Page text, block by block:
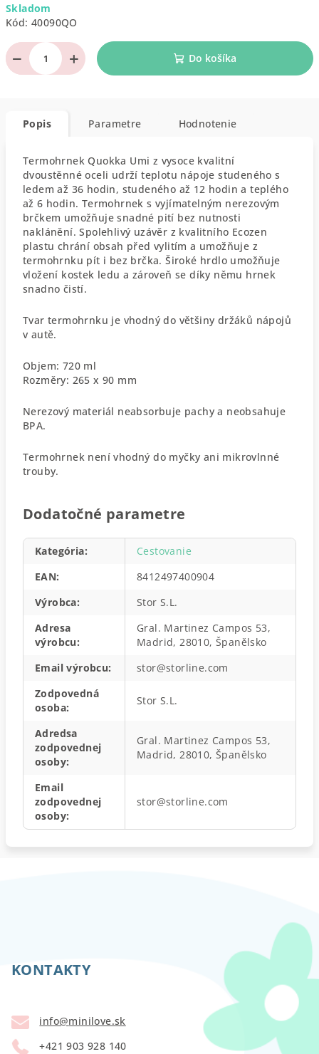
cena:
Skladom
Kód: 40090QO
+
− Do košíka
Popis Parametre Hodnotenie
Termohrnek Quokka Umi z vysoce kvalitní
dvoustěnné oceli udrží teplotu nápoje studeného s
ledem až 36 hodin, studeného až 12 hodin a teplého
až 6 hodin. Termohrnek s vyjímatelným nerezovým
brčkem umožňuje snadné pití bez nutnosti
naklánění. Spolehlivý uzávěr z kvalitního Ecozen
plastu chrání obsah před vylitím a umožňuje z
termohrnku pít i bez brčka. Široké hrdlo umožňuje
vložení kostek ledu a zároveň se díky němu hrnek
snadno čistí.
Tvar termohrnku je vhodný do většiny držáků nápojů
v autě.
Objem: 720 ml
Rozměry: 265 x 90 mm
Nerezový materiál neabsorbuje pachy a neobsahuje
BPA.
Termohrnek není vhodný do myčky ani mikrovlnné
trouby.
Dodatočné parametre
Kategória:
Cestovanie
EAN:
8412497400904
Výrobca:
Stor S.L.
Adresa
výrobcu:
Gral. Martinez Campos 53,
Madrid, 28010, Španělsko
Email výrobcu:
stor@storline.com
Zodpovedná
osoba:
Stor S.L.
Adredsa
zodpovednej
osoby:
Gral. Martinez Campos 53,
Madrid, 28010, Španělsko
Email
zodpovednej
osoby:
stor@storline.com
KONTAKTY
info@minilove.sk
+421 903 928 140